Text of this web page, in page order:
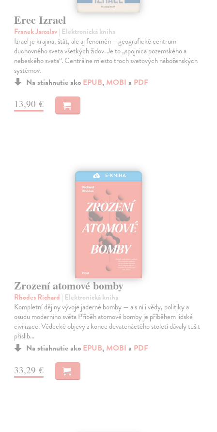
Erec Izrael
Franek Jaroslav| Elektronická kniha
Izrael je krajina, štát, ale aj fenomén – geografické centrum
duchovného sveta všetkých židov. Je to „spojnica pozemského a
nebeského sveta“. Centrálne miesto troch svetových náboženských
systémov.
Na stiahnutie ako EPUB, MOBI a PDF
13,90 €
E-KNIHA
Zrození atomové bomby
Rhodes Richard | Elektronická kniha
Kompletní dějiny vývoje jaderné bomby — a s ní i vědy, politiky a
osudu moderního světa Příběh atomové bomby je příběhem lidské
civilizace. Vědecké objevy z konce devatenáctého století dávaly tušit
příslib…
Na stiahnutie ako EPUB, MOBI a PDF
33,29 €